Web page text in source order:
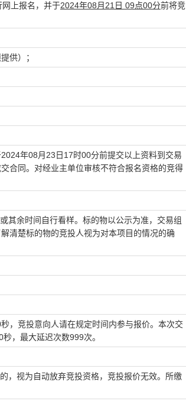
上报名，并于2024年08月21日 09点00分前将竞
供）；
年08月23日17时00分前提交以上资料到交易
合同。对经业主单位审核不符合报名资格的竞得
其余时间自行看样。标的物以公示为准，交易组
清楚标的物的竞投人视为对本项目的情况的确
，竞投意向人请在规定时间内参与报价。本次交
，最大延迟次数999次。
，视为自动放弃竞投资格，竞投报价无效。所缴